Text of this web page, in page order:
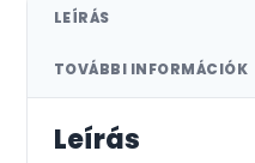
LEÍRÁS
TOVÁBBI INFORMÁCIÓK
Leírás